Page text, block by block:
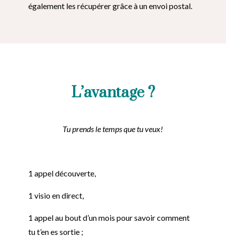
également les récupérer grâce à un envoi postal.
L’avantage ?
Tu prends le temps que tu veux!
1 appel découverte,
1 visio en direct,
1 appel au bout d’un mois pour savoir comment
tu t’en es sortie ;